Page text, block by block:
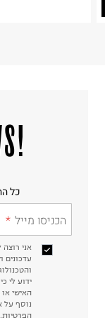
!GET THE NEWS
כל
הכניסו מייל
אני
ידוע לי
נוסף על
הפרטיות.